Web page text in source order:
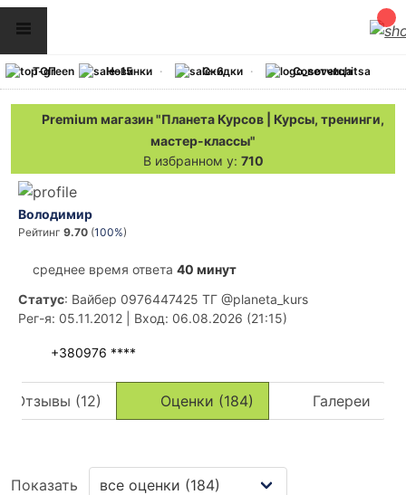
ТОП Новинки Скидки Советчица
Premium магазин "Планета Курсов | Курсы, тренинги,
мастер-классы"
В избранном у: 710
Вoлoдимир
Рейтинг 9.70 (100%)
среднее время ответа 40 минут
Статус: Вайбер 0976447425 ТГ @planeta_kurs
Рег-я: 05.11.2012 Вход: 06.08.2026 (21:15)
+380976 ****
Отзывы (12) Оценки (184) Галереи
Показать